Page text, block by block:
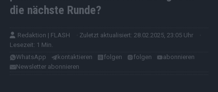
die nächste Runde?
Redaktion | FLASH · Zuletzt aktualisiert: 28.02.2025, 23:05 Uhr
·
Lesezeit: 1 Min.
WhatsApp
kontaktieren folgen folgen
abonnieren
Newsletter abonnieren